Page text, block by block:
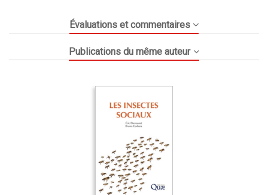
Évaluations et commentaires
Publications du même auteur